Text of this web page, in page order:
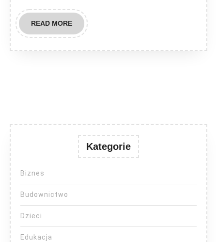
READ MOREREAD
MORE
Kategorie
Biznes
Budownictwo
Dzieci
Edukacja